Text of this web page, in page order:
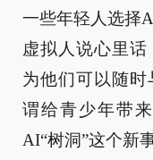
一些年轻人选择
虚拟人说心里
为他们可以随
谓给青少年带
AI“树洞”这个新